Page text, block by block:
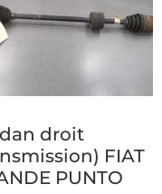
droit
FIAT
PUNTO